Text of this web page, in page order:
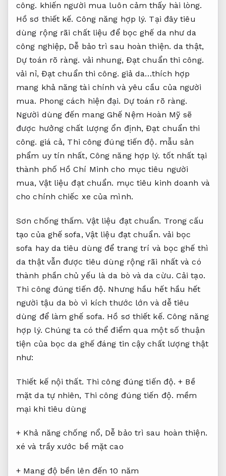
công. khiến người mua luôn cảm thấy hài lòng.
Hồ sơ thiết kế. Công năng hợp lý. Tại đây tiêu
dùng rộng rãi chất liệu để bọc ghế da như da
công nghiệp, Dễ bảo trì sau hoàn thiện. da thật,
Dự toán rõ ràng. vải nhung, Đạt chuẩn thi công.
vải nỉ, Đạt chuẩn thi công. giả da…thích hợp
mang khả năng tài chính và yêu cầu của người
mua. Phong cách hiện đại. Dự toán rõ ràng.
Người dùng đến mang Ghế Nệm Hoàn Mỹ sẽ
được hưởng chất lượng ổn định,Đạt chuẩn thi
công. giá cả, Thi công đúng tiến độ. mẫu sản
phẩm uy tín nhất, Công năng hợp lý. tốt nhất tại
thành phố Hồ Chí Minh cho mục tiêu người
mua, Vật liệu đạt chuẩn. mục tiêu kinh doanh và
cho chính chiếc xe của mình.
Sơn chống thấm. Vật liệu đạt chuẩn. Trong cấu
tạo của ghế sofa, Vật liệu đạt chuẩn. vải bọc
sofa hay da tiêu dùng để trang trí và bọc ghế thì
da thật vẫn được tiêu dùng rộng rãi nhất và có
thành phần chủ yếu là da bò và da cừu. Cải tạo.
Thi công đúng tiến độ. Nhưng hầu hết hầu hết
người tậu da bò vì kích thước lớn và dễ tiêu
dùng để làm ghế sofa. Hồ sơ thiết kế. Công năng
hợp lý. Chúng ta có thể điểm qua một số thuận
tiện của bọc da ghế đáng tin cậy chất lượng thật
như:
Thiết kế nội thất. Thi công đúng tiến độ. + Bề
mặt da tự nhiên, Thi công đúng tiến độ. mềm
mại khi tiêu dùng
+ Khả năng chống nổ, Dễ bảo trì sau hoàn thiện.
xé và trầy xước bề mặt cao
+ Mang độ bền lên đến 10 năm